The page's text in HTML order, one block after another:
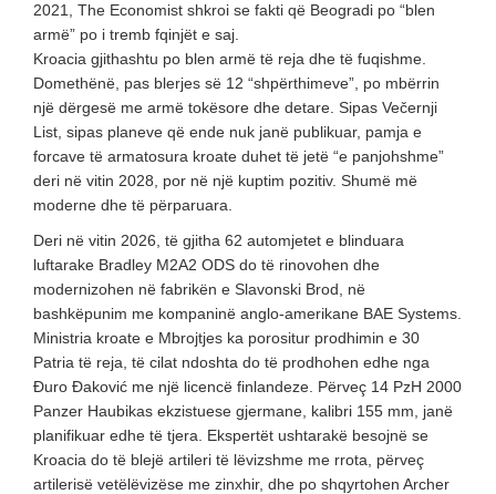
2021, The Economist shkroi se fakti që Beogradi po “blen
armë” po i tremb fqinjët e saj.
Kroacia gjithashtu po blen armë të reja dhe të fuqishme.
Domethënë, pas blerjes së 12 “shpërthimeve”, po mbërrin
një dërgesë me armë tokësore dhe detare. Sipas Večernji
List, sipas planeve që ende nuk janë publikuar, pamja e
forcave të armatosura kroate duhet të jetë “e panjohshme”
deri në vitin 2028, por në një kuptim pozitiv. Shumë më
moderne dhe të përparuara.
Deri në vitin 2026, të gjitha 62 automjetet e blinduara
luftarake Bradley M2A2 ODS do të rinovohen dhe
modernizohen në fabrikën e Slavonski Brod, në
bashkëpunim me kompaninë anglo-amerikane BAE Systems.
Ministria kroate e Mbrojtjes ka porositur prodhimin e 30
Patria të reja, të cilat ndoshta do të prodhohen edhe nga
Đuro Đaković me një licencë finlandeze. Përveç 14 PzH 2000
Panzer Haubikas ekzistuese gjermane, kalibri 155 mm, janë
planifikuar edhe të tjera. Ekspertët ushtarakë besojnë se
Kroacia do të blejë artileri të lëvizshme me rrota, përveç
artilerisë vetëlëvizëse me zinxhir, dhe po shqyrtohen Archer